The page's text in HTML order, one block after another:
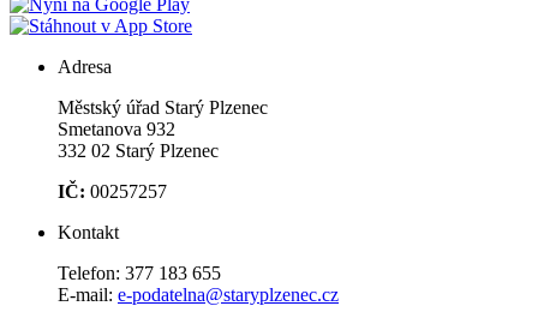
Adresa
Městský úřad Starý Plzenec
Smetanova 932
332 02 Starý Plzenec
IČ: 00257257
Kontakt
Telefon: 377 183 655
E-mail: e-podatelna@staryplzenec.cz